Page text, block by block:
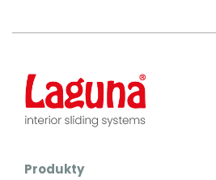
Produkty